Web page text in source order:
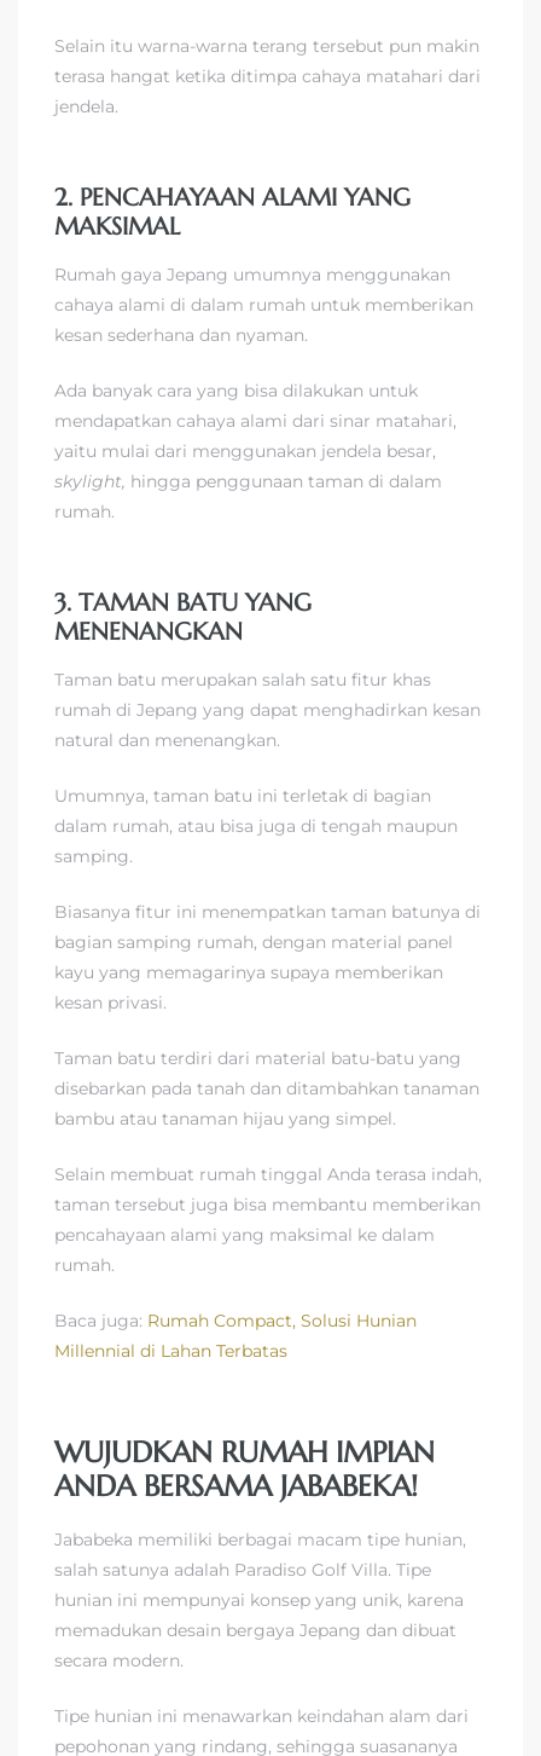
Selain itu warna-warna terang tersebut pun makin
terasa hangat ketika ditimpa cahaya matahari dari
jendela.
2. PENCAHAYAAN ALAMI YANG
MAKSIMAL
Rumah gaya Jepang umumnya menggunakan
cahaya alami di dalam rumah untuk memberikan
kesan sederhana dan nyaman.
Ada banyak cara yang bisa dilakukan untuk
mendapatkan cahaya alami dari sinar matahari,
yaitu mulai dari menggunakan jendela besar,
skylight, hingga penggunaan taman di dalam
rumah.
3. TAMAN BATU YANG
MENENANGKAN
Taman batu merupakan salah satu fitur khas
rumah di Jepang yang dapat menghadirkan kesan
natural dan menenangkan.
Umumnya, taman batu ini terletak di bagian
dalam rumah, atau bisa juga di tengah maupun
samping.
Biasanya fitur ini menempatkan taman batunya di
bagian samping rumah, dengan material panel
kayu yang memagarinya supaya memberikan
kesan privasi.
Taman batu terdiri dari material batu-batu yang
disebarkan pada tanah dan ditambahkan tanaman
bambu atau tanaman hijau yang simpel.
Selain membuat rumah tinggal Anda terasa indah,
taman tersebut juga bisa membantu memberikan
pencahayaan alami yang maksimal ke dalam
rumah.
Baca juga: Rumah Compact, Solusi Hunian
Millennial di Lahan Terbatas
WUJUDKAN RUMAH IMPIAN
ANDA BERSAMA JABABEKA!
Jababeka memiliki berbagai macam tipe hunian,
salah satunya adalah Paradiso Golf Villa. Tipe
hunian ini mempunyai konsep yang unik, karena
memadukan desain bergaya Jepang dan dibuat
secara modern.
Tipe hunian ini menawarkan keindahan alam dari
pepohonan yang rindang, sehingga suasananya